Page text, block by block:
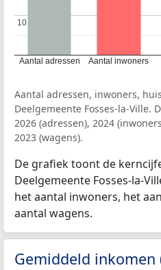
Aantal adressen Aantal inwoners
10
10
Aantal adressen, inwoners,
Deelgemeente Fosses-la-Ville.
2026 (adressen), 2024
2023 (wagens).
De grafiek toont de
Deelgemeente Fosses-la-
het aantal inwoners, het
aantal wagens.
Gemiddeld inkomen